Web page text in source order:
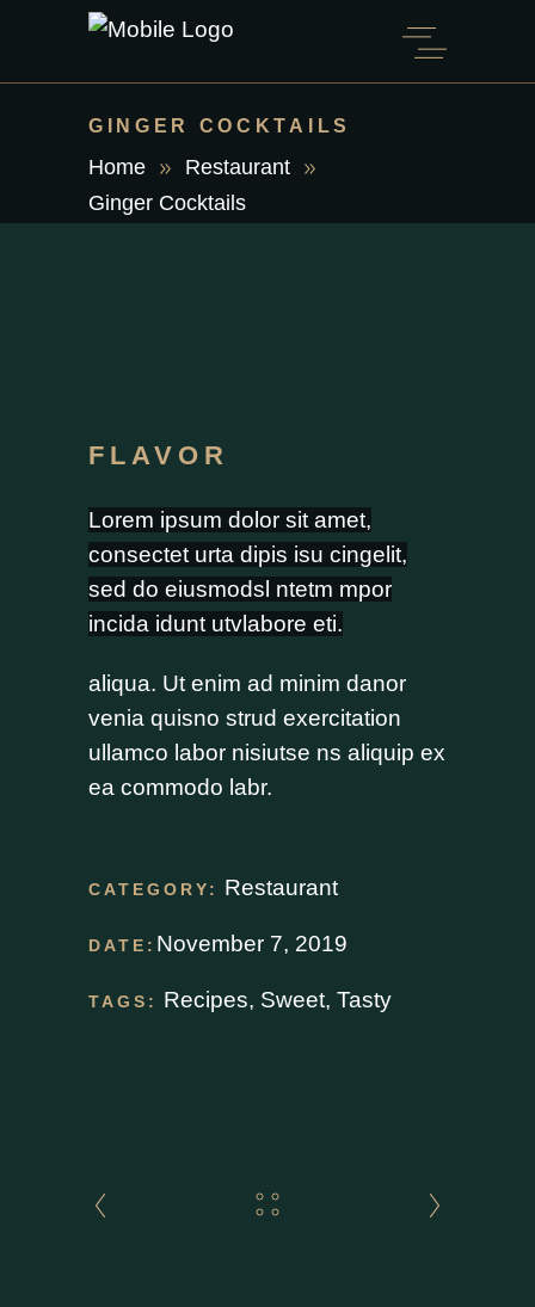
GINGER COCKTAILS
Home
Restaurant
Ginger Cocktails
FLAVOR
Lorem ipsum dolor sit amet,
consectet urta dipis isu cingelit,
sed do eiusmodsl ntetm mpor
incida idunt utvlabore eti.
aliqua. Ut enim ad minim danor
venia quisno strud exercitation
ullamco labor nisiutse ns aliquip ex
ea commodo labr.
CATEGORY: Restaurant
DATE: November 7, 2019
TAGS: Recipes, Sweet,Tasty